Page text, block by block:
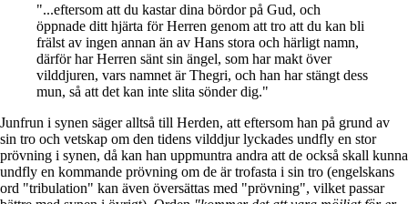
"...eftersom att du kastar dina bördor på Gud, och
öppnade ditt hjärta för Herren genom att tro att du kan bli
frälst av ingen annan än av Hans stora och härligt namn,
därför har Herren sänt sin ängel, som har makt över
vilddjuren, vars namnet är Thegri, och han har stängt dess
mun, så att det kan inte slita sönder dig."
Junfrun i synen säger alltså till Herden, att eftersom han på grund av
sin tro och vetskap om den tidens vilddjur lyckades undfly en stor
prövning i synen, då kan han uppmuntra andra att de också skall kunna
undfly en kommande prövning om de är trofasta i sin tro (engelskans
ord "tribulation" kan även översättas med "prövning", vilket passar